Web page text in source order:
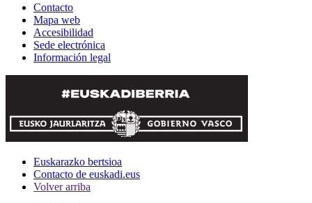
Contacto
Mapa web
Accesibilidad
Sede electrónica
Información legal
Euskarazko bertsioa
Contacto de euskadi.eus
Volver arriba